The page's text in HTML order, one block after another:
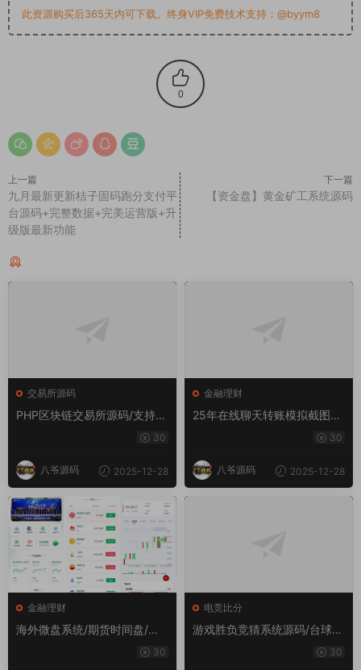
此资源购买后365天内可下载。终身VIP免费技术支持：@byym8
0
上一篇
九月最新更新桔子固码跑分支付平
台源码+完整数据+完美运营版+升
级版最新功能
下一篇
【资金盘】黄金矿工系统源码
交易所源码
PHP区块链交易所源码/支持元
宇宙 锁仓挖矿、币币、法币、
30
八爷源码 2025-12-28
金融理财
25年在线聊天转账模拟截图工
具网站源码转账支付截图生成
30
八爷源码 2025-12-28
金融理财
海外微盘系统/期货时间盘/多
30
电竞比分
游戏胜负竞猜系统源码/台球有
奖竞猜/自定义赛事/冠军优胜
猜游戏胜负竞猜系统源码/台球
30